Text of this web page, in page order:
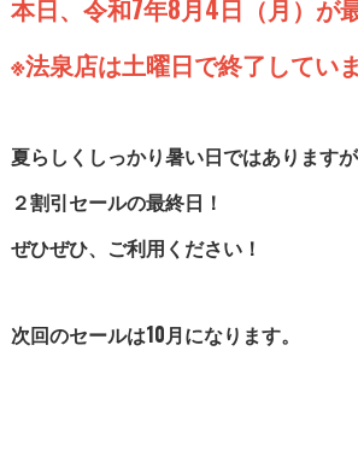
本日、令和7年8月4日（月）が
※法泉店は土曜日で終了していま
夏らしくしっかり暑い日ではありますが
２割引セールの最終日！
ぜひぜひ、ご利用ください！
次回のセールは10月になります。